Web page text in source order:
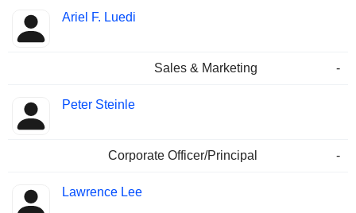
Ariel F. Luedi
Sales & Marketing -
Peter Steinle
Corporate Officer/Principal -
Lawrence Lee